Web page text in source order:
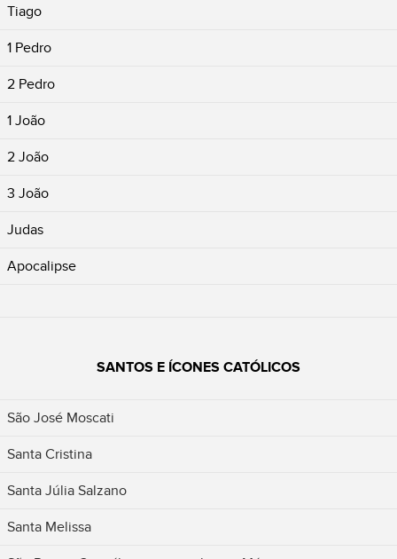
Tiago
1 Pedro
2 Pedro
1 João
2 João
3 João
Judas
Apocalipse
SANTOS E ÍCONES CATÓLICOS
São José Moscati
Santa Cristina
Santa Júlia Salzano
Santa Melissa